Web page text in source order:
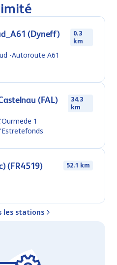
(Dyneff)
0.3
km
-Autoroute A61
(FAL)
34.3
km
1
(FR4519) 52.1 km
les stations